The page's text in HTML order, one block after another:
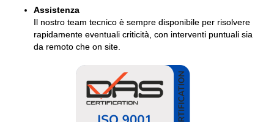
Assistenza
Il nostro team tecnico è sempre disponibile per risolvere
rapidamente eventuali criticità, con interventi puntuali sia
da remoto che on site.